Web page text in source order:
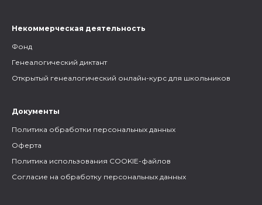
Некоммерческая деятельность
Фонд
Генеалогический диктант
Открытый генеалогический онлайн-курс для школьников
Документы
Политика обработки персональных данных
Оферта
Политика использования COOKIE-файлов
Согласие на обработку персональных данных